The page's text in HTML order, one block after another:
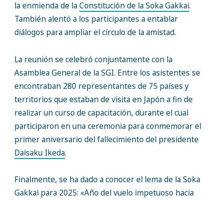
la enmienda de laConstitución de la Soka Gakkai.
También alentó a los participantes a entablar
diálogos para ampliar el círculo de la amistad.
La reunión se celebró conjuntamente con la
Asamblea General de la SGI. Entre los asistentes se
encontraban 280 representantes de 75 países y
territorios que estaban de visita en Japón a fin de
realizar un curso de capacitación, durante el cual
participaron en una ceremonia para conmemorar el
primer aniversario del fallecimiento del presidente
Daisaku Ikeda.
Finalmente, se ha dado a conocer el lema de la Soka
Gakkai para 2025: «Año del vuelo impetuoso hacia